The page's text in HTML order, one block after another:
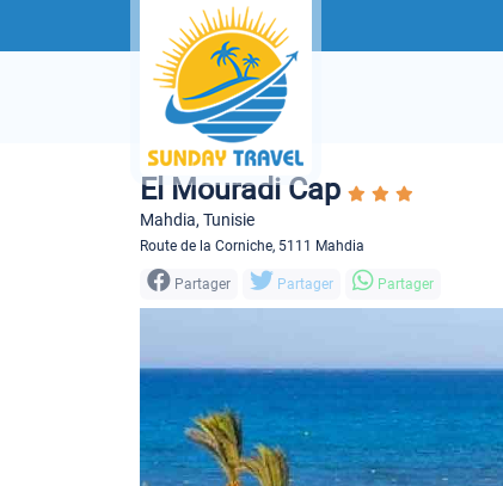
El Mouradi Cap
Mahdia, Tunisie
Route de la Corniche, 5111 Mahdia
Partager Partager Partager